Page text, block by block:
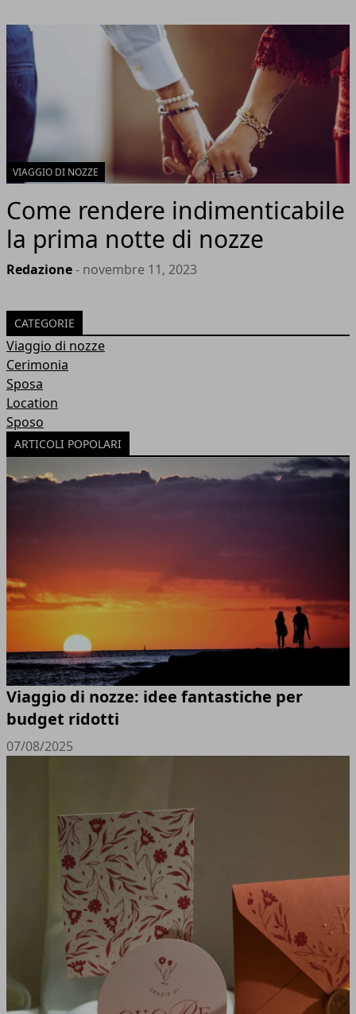
VIAGGIO DI NOZZE
Come rendere indimenticabile
la prima notte di nozze
Redazione- novembre 11, 2023
CATEGORIE
Viaggio di nozze
Cerimonia
Sposa
Location
Sposo
ARTICOLI POPOLARI
Viaggio di nozze: idee fantastiche per
budget ridotti
07/08/2025